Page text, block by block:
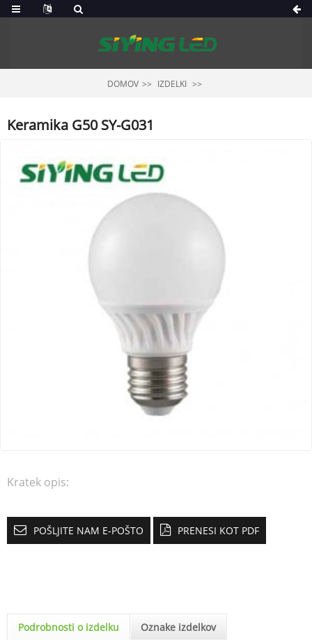
DOMOV IZDELKI
Keramika G50 SY-G031
Kratek opis:
POŠLJITE NAM E-POŠTO PRENESI KOT PDF
Podrobnosti o izdelku Oznake izdelkov